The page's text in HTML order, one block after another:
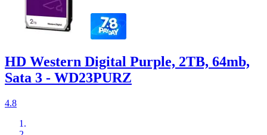
HD Western Digital Purple, 2TB, 64mb,
Sata 3 - WD23PURZ
4.8